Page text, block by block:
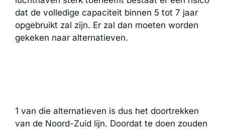
dat de volledige capaciteit binnen 5 tot 7 jaar
opgebruikt zal zijn. Er zal dan moeten worden
gekeken naar alternatieven.
1 van die alternatieven is dus het doortrekken
van de Noord-Zuid lijn. Doordat te doen zouden